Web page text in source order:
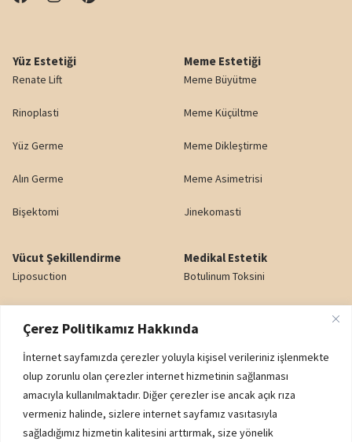
Çerez Politikamız Hakkında
İnternet sayfamızda çerezler yoluyla kişisel verileriniz işlenmekte
olup zorunlu olan çerezler internet hizmetinin sağlanması
amacıyla kullanılmaktadır. Diğer çerezler ise ancak açık rıza
vermeniz halinde, sizlere internet sayfamız vasıtasıyla
sağladığımız hizmetin kalitesini arttırmak, size yönelik
Yüz Estetiği
Renate Lift
Rinoplasti
Yüz Germe
Alın Germe
Bişektomi
Meme Estetiği
Meme Büyütme
Meme Küçültme
Meme Dikleştirme
Meme Asimetrisi
Jinekomasti
Vücut Şekillendirme
Liposuction
Karın Germe
Popo Kaldırma (BBL)
Genital Estetik
Medikal Estetik
Botulinum Toksini
Dudak Dolgusu
Nazolabiyal Dolgu
Yanak Dolgusu